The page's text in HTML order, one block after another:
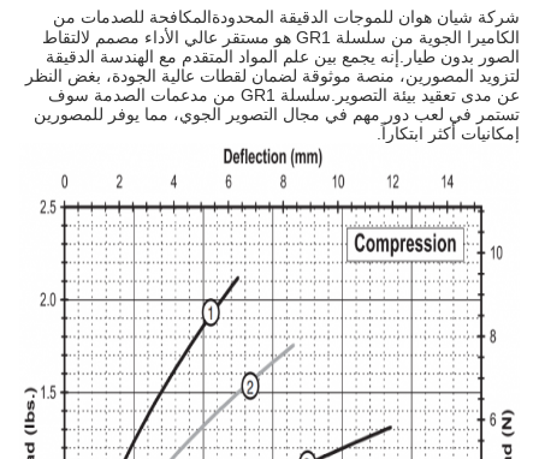
شركة شيان هوان للموجات الدقيقة المحدودةالمكافحة للصدمات من
الكاميرا الجوية من سلسلة GR1 هو مستقر عالي الأداء مصمم لالتقاط
الصور بدون طيار.إنه يجمع بين علم المواد المتقدم مع الهندسة الدقيقة
لتزويد المصورين، منصة موثوقة لضمان لقطات عالية الجودة، بغض النظر
عن مدى تعقيد بيئة التصوير.سلسلة GR1 من مدعمات الصدمة سوف
تستمر في لعب دور مهم في مجال التصوير الجوي، مما يوفر للمصورين
إمكانيات أكثر ابتكاراً.